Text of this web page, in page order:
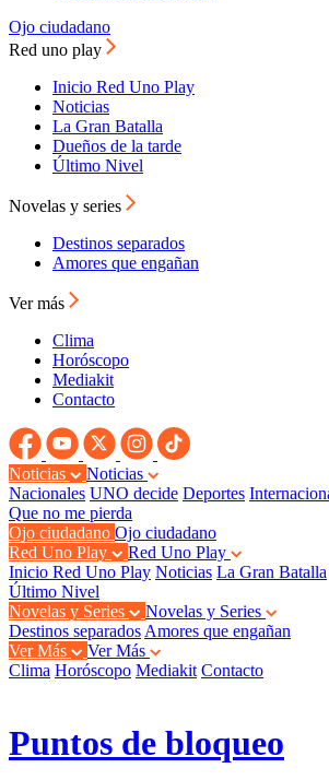
Ojo ciudadano
Red uno play
Inicio Red Uno Play
Noticias
La Gran Batalla
Dueños de la tarde
Último Nivel
Novelas y series
Destinos separados
Amores que engañan
Ver más
Clima
Horóscopo
Mediakit
Contacto
Noticias
Noticias
Nacionales UNO decide Deportes
Que no me pierda
Ojo ciudadano Ojo ciudadano
Red Uno Play
Red Uno Play
Inicio Red Uno Play Noticias La Gran Batalla
Último Nivel
Novelas y Series
Novelas y Series
Destinos separados Amores que engañan
Ver Más
Ver Más
Clima Horóscopo Mediakit Contacto
Puntos de bloqueo